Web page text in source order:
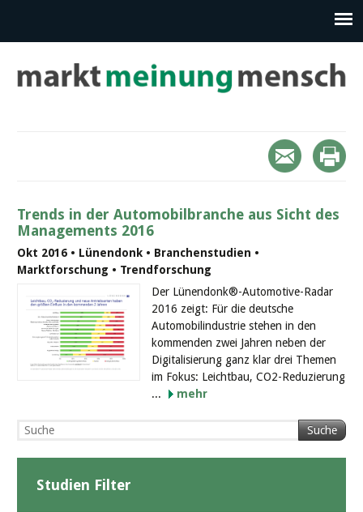
Trends in der Automobilbranche aus Sicht des
Managements 2016
Okt 2016 • Lünendonk • Branchenstudien •
Marktforschung • Trendforschung
Der Lünendonk®-Automotive-Radar
2016 zeigt: Für die deutsche
Automobilindustrie stehen in den
kommenden zwei Jahren neben der
Digitalisierung ganz klar drei Themen
im Fokus: Leichtbau, CO2-Reduzierung
...
mehr
Suche
Studien Filter